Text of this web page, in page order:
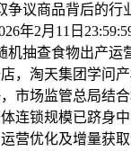
议商品背后的
年2月11日
抽查食物出产
，淘天集团学问
市场监管总局
连锁规模已跻身
营优化及增量